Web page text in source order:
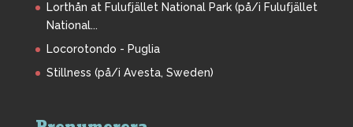
Lorthån at Fulufjället National Park (på/i Fulufjället
National...
Locorotondo - Puglia
Stillness (på/i Avesta, Sweden)